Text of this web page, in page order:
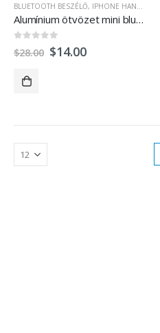
BLUETOOTH BESZÉLŐ, IPHONE HANGSZÓRÓ
Alumínium ötvözet mini bluetooth beszélók
$28.00 $14.00